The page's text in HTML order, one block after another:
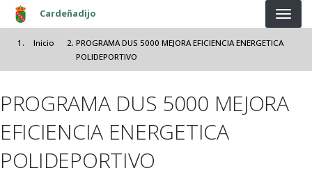
Pasar al contenido principal
Cardeñadijo
Inicio
PROGRAMA DUS 5000 MEJORA EFICIENCIA ENERGETICA
POLIDEPORTIVO
PROGRAMA DUS 5000 MEJORA
EFICIENCIA ENERGETICA
POLIDEPORTIVO